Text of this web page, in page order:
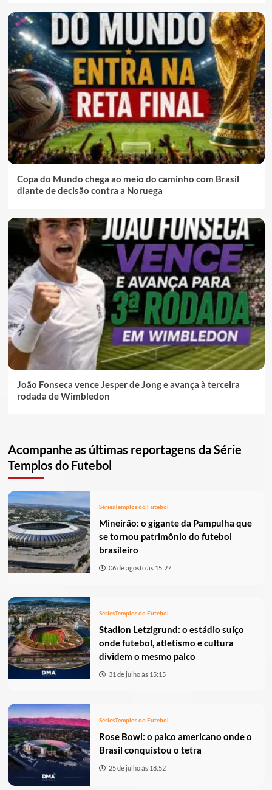
Copa do Mundo chega ao meio do caminho com Brasil
diante de decisão contra a Noruega
João Fonseca vence Jesper de Jong e avança à terceira
rodada de Wimbledon
Acompanhe as últimas reportagens da Série
Templos do Futebol
SériesTemplos do Futebol
Mineirão: o gigante da Pampulha que
se tornou patrimônio do futebol
brasileiro
06 de agosto às 15:27
SériesTemplos do Futebol
Stadion Letzigrund: o estádio suíço
onde futebol, atletismo e cultura
dividem o mesmo palco
31 de julho às 15:15
SériesTemplos do Futebol
Rose Bowl: o palco americano onde o
Brasil conquistou o tetra
25 de julho às 18:52